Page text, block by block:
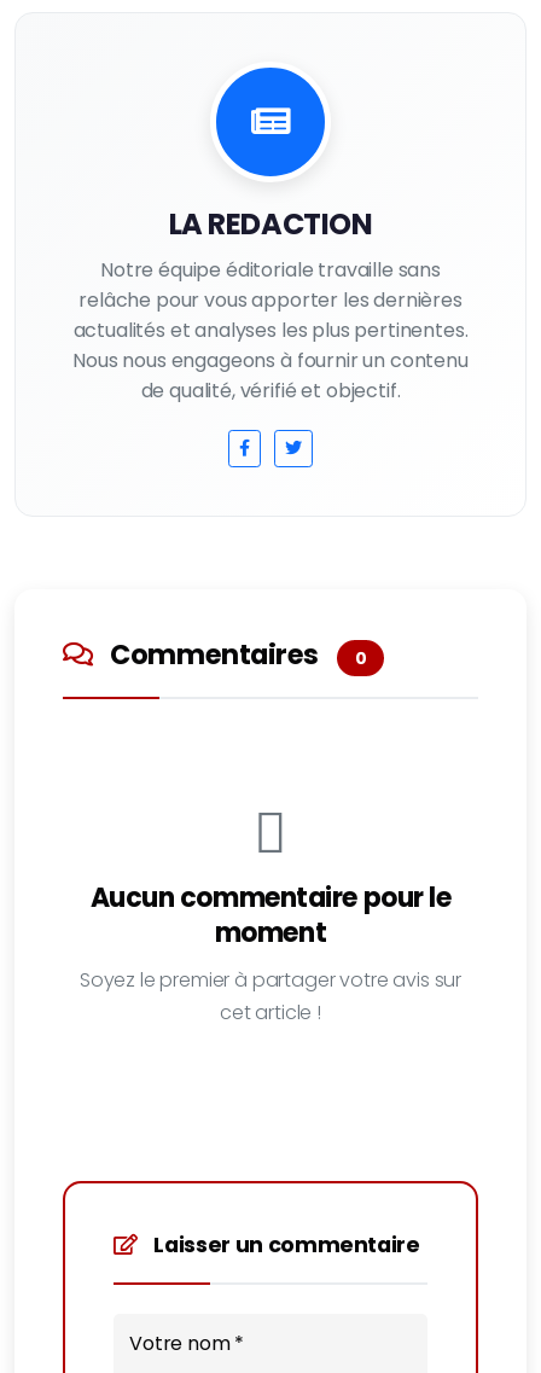
LA REDACTION
Notre équipe éditoriale travaille sans
relâche pour vous apporter les dernières
actualités et analyses les plus pertinentes.
Nous nous engageons à fournir un contenu
de qualité, vérifié et objectif.
Commentaires 0
Aucun commentaire pour le
moment
Soyez le premier à partager votre avis sur
cet article !
Laisser un commentaire
Votre nom *